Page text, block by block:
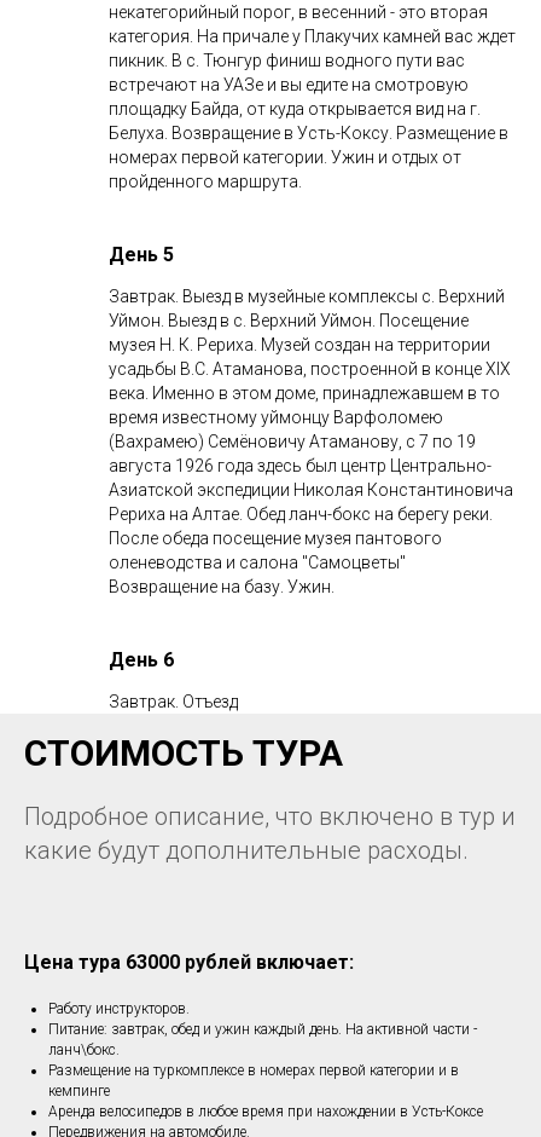
некатегорийный порог, в весенний - это вторая
категория. На причале у Плакучих камней вас ждет
пикник. В с. Тюнгур финиш водного пути вас
встречают на УАЗе и вы едите на смотровую
площадку Байда, от куда открывается вид на г.
Белуха. Возвращение в Усть-Коксу. Размещение в
номерах первой категории. Ужин и отдых от
пройденного маршрута.
День 5
Завтрак. Выезд в музейные комплексы с. Верхний
Уймон. Выезд в с. Верхний Уймон. Посещение
музея Н. К. Рериха. Музей создан на территории
усадьбы В.С. Атаманова, построенной в конце ХIХ
века. Именно в этом доме, принадлежавшем в то
время известному уймонцу Варфоломею
(Вахрамею) Семёновичу Атаманову, с 7 по 19
августа 1926 года здесь был центр Центрально-
Азиатской экспедиции Николая Константиновича
Рериха на Алтае. Обед ланч-бокс на берегу реки.
После обеда посещение музея пантового
оленеводства и салона "Самоцветы"
Возвращение на базу. Ужин.
День 6
Завтрак. Отъезд
СТОИМОСТЬ ТУРА
Подробное описание, что включено в тур и
какие будут дополнительные расходы.
Цена тура 63000 рублей включает:
Работу инструкторов.
Питание: завтрак, обед и ужин каждый день. На активной части -
ланч\бокс.
Размещение на туркомплексе в номерах первой категории и в
кемпинге
Аренда велосипедов в любое время при нахождении в Усть-Коксе
Передвижения на автомобиле.